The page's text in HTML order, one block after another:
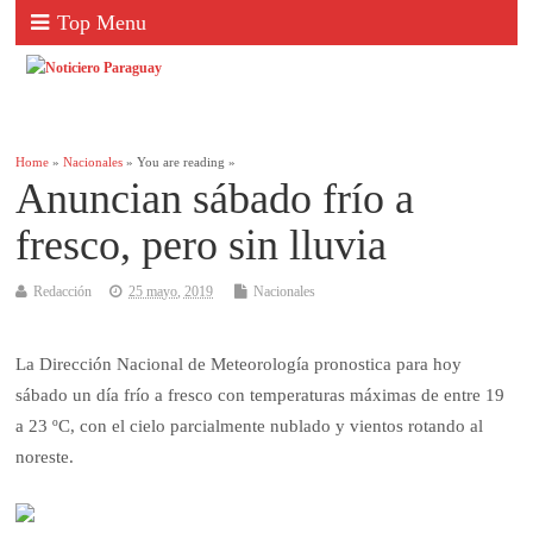
Top Menu
Home »Nacionales » You are reading »
Anuncian sábado frío a
fresco, pero sin lluvia
Redacción 25 mayo, 2019 Nacionales
La Dirección Nacional de Meteorología pronostica para hoy
sábado un día frío a fresco con temperaturas máximas de entre 19
a 23 ºC, con el cielo parcialmente nublado y vientos rotando al
noreste.